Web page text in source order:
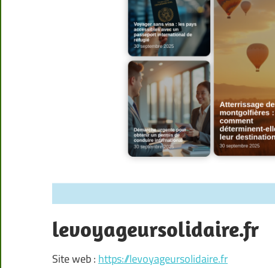
levoyageursolidaire.fr
Site web : https://levoyageursolidaire.fr